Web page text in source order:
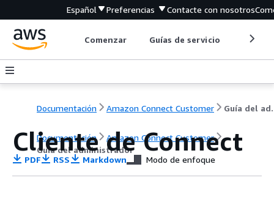
Español Preferencias Contacte con nosotros
Comenzar Guías de servicio
Documentación Amazon Connect Customer
Documentación
Amazon Connect Customer
Guía del administrador
Cliente de Connect
PDF RSS Markdown Modo de enfoque